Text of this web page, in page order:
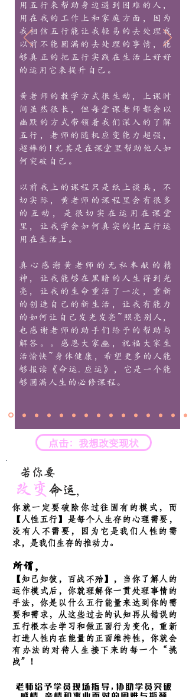
用五行来帮助身边遇到困难的人，
用在我的工作上和家庭方面，因为
我相信五行能让我轻易的去处理我
以前不能圆满的去处理的事情，能
够真正的把五行实践在生活上好好
的运用它来提升自己。
黃老师的教学方式很生动，上课时
间虽然很长，但每堂课老师都会以
幽默的方式带领着我们深入的了解
五行，老师的随机应变能力超强，
超棒的!尤其是在课堂里帮助他人如
何突破自己。
以前我上的课程只是纸上谈兵，不
切实际，黄老师的课程里会有很多
的互动，是很切实在运用在课堂
里，让我学会如何真实的把五行运
用在生活上。
真心感谢黃老师的无私奉献的精
神，让我能够在黑暗的人生得到光
亮，让我的生命重活了一次，重新
的创造自己的新生活，让我有能力
的如何让自己发光发亮~照亮别人，
也感谢老师的助手们给予的帮助与
解答。。感恩大家🙏，祝福大家生
活愉快~身体健康，希望更多的人能
够报读《命运.应运》，它是一个能
够圆满人生的必修课程。
点击：我想改变现状
若你要
改变 命运,
你就一定要破除你过往固有的模式，而
【人性五行】是每个人生存的心理需要，
没有人不需要，因为它是我们人性的需
求，是我们生存的推动力。
所谓,
【知己知彼，百战不殆】，当你了解人的
运作模式后，你就理解你一贯处理事情的
手法，你是以什么五行能量来达到你的需
要和需求，从这些过去的认知再从错误的
五行根本去学习和做正面行为变化，重新
打造人性内在能量的正面维持性，你就会
有办法的对待人生接下来的每一个“挑
战”！
老师给予学员现场指导，协助学员突破